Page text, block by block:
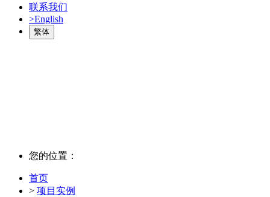
联系我们
>English
繁体
您的位置：
首页
> 项目实例